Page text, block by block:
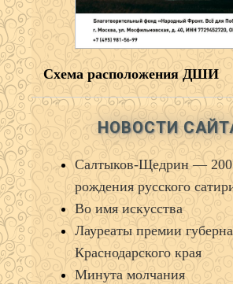
Схема расположения ДШИ
НОВОСТИ
Салтыков‑Щедрин — 200
рождения русского
Во имя искусства
Лауреаты премии
Краснодарского края
Минута молчания